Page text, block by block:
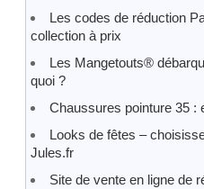
Les codes de réduction
collection à prix
Les Mangetouts®
quoi ?
Chaussures pointure 35 :
Looks de fêtes –
Jules.fr
Site de vente en ligne de